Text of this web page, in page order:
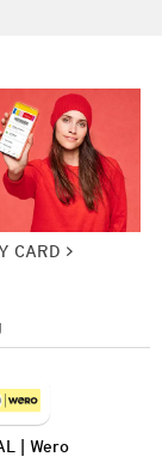
CARD
| Wero